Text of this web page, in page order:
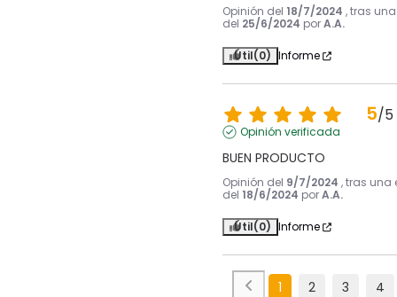
Opinión del 18/7/2024 , tras
del 25/6/2024 porA.A.
Útil(0) Informe
5/5
Opinión verificada
BUEN PRODUCTO
Opinión del 9/7/2024 , tras una
del 18/6/2024 porA.A.
Útil(0) Informe
1 2 3 4